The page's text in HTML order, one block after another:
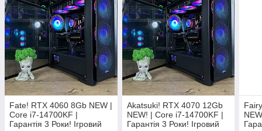
Fate! RTX 4060 8Gb NEW |
Core i7-14700KF |
Гарантія 3 Роки! Ігровий
Akatsuki! RTX 4070 12Gb
NEW! | Core i7-14700KF |
Гарантія 3 Роки! Ігровий